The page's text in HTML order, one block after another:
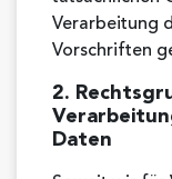
Verarbeitung
Vorschriften
2.
Daten